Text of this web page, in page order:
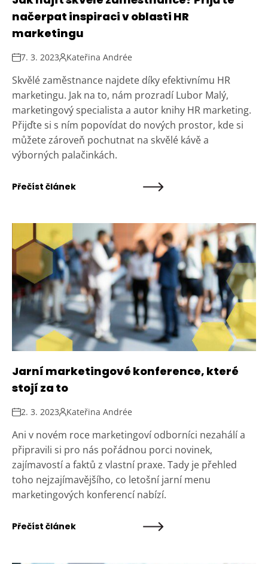
načerpat inspiraci v oblasti HR
marketingu
7. 3. 2023 Kateřina Andrée
Skvělé zaměstnance najdete díky efektivnímu HR
marketingu. Jak na to, nám prozradí Lubor Malý,
marketingový specialista a autor knihy HR marketing.
Přijďte si s ním popovídat do nových prostor, kde si
můžete zároveň pochutnat na skvělé kávě a
výborných palačinkách.
Přečíst článek
Jarní marketingové konference, které
stojí za to
2. 3. 2023 Kateřina Andrée
Ani v novém roce marketingoví odborníci nezahálí a
připravili si pro nás pořádnou porci novinek,
zajímavostí a faktů z vlastní praxe. Tady je přehled
toho nejzajímavějšího, co letošní jarní menu
marketingových konferencí nabízí.
Přečíst článek